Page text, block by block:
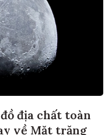
địa chất toàn
về Mặt trăng